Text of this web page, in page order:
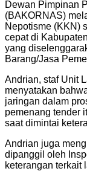
Dewan Pimpinan
(BAKORNAS)
Nepotisme (KKN)
cepat di
yang
Barang/Jasa
Andrian, staf Unit
menyatakan
jaringan dalam
pemenang tender
saat dimintai
Andrian juga
dipanggil oleh
keterangan terkait